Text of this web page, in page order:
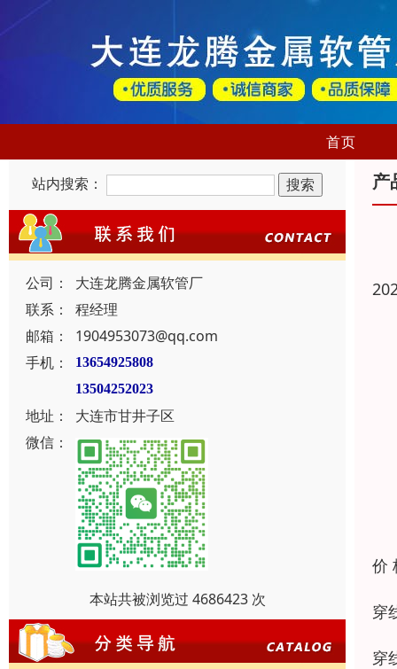
首页
站内搜索：
公司：
大连龙腾金属软管厂
联系：
程经理
邮箱：
1904953073@qq.com
手机：
13654925808
13504252023
地址：
大连市甘井子区
微信：
本站共被浏览过 4686423 次
产
价
穿
穿